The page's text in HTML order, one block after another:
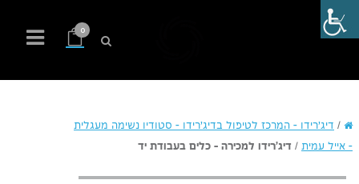
0
/ דיג'רידו – המרכז לטיפול בדיג'רידו – סטודיו נשימה מעגלית
– אייל עמית / דיג'רידו למכירה – כלים בעבודת יד